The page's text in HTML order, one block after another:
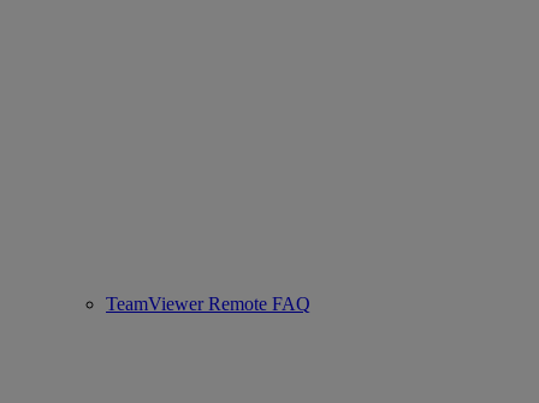
TeamViewer Remote FAQ